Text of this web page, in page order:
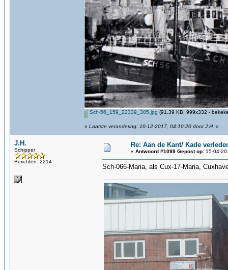
Sch-56_159_22339_305.jpg (91.39 KB, 999x332 -
« Laatste verandering: 10-12-2017, 04:10:20 door J.H. »
J.H.
Schipper
Berichten: 2214
Re: Aan de Kant/ Kade
« Antwoord #1099 Gepost op: 15-04-
Sch-066-Maria, als Cux-17-Maria,